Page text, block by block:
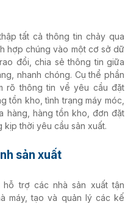
tất cả thông tin chảy qua
hợp chúng vào một cơ sở dữ
đổi, chia sẻ thông tin giữa
nhanh chóng. Cụ thể phần
rõ thông tin về yêu cầu đặt
tồn kho, tình trạng máy móc,
hàng, hàng tồn kho, đơn đặt
thời yêu cầu sản xuất.
sản xuất
hỗ trợ các nhà sản xuất tận
máy, tạo và quản lý các kế